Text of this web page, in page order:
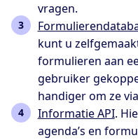
vragen.
kunt u
formulieren aan
gebruiker
handiger om ze
Informatie API.
agenda’s en